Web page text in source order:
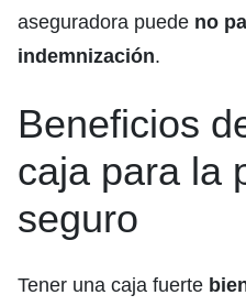
aseguradora puede no
indemnización.
Beneficios
caja para la
seguro
Tener una caja fuerte